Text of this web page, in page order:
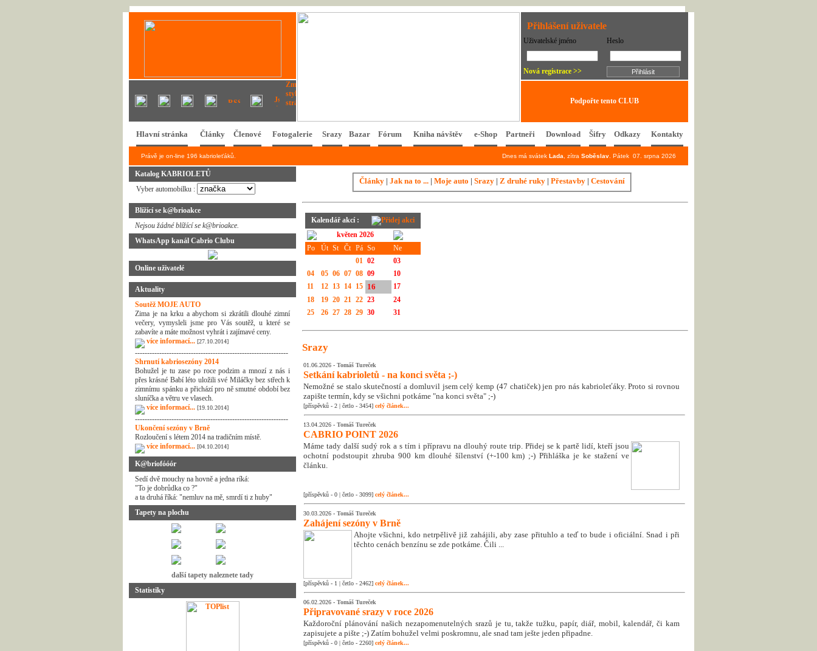
Přihlášení uživatele
Uživatelské jméno Heslo
Nová registrace >>
Podpořte tento CLUB
Hlavní stránka Články Členové Fotogalerie Srazy Bazar Fórum Kniha návštěv e-Shop Partneři Download Šifry Odkazy Kontakty
Právě je on-line 196 kabrioleťáků. Dnes má svátek Lada , zítra Soběslav . Pátek 07. srpna 2026
Katalog KABRIOLETŮ
Vyber automobilku :
Blížící se k@brioakce
Nejsou žádné blížící se k@brioakce.
WhatsApp kanál Cabrio Clubu
Online uživatelé
Aktuality
Soutěž MOJE AUTO
Zima je na krku a abychom si zkrátili dlouhé zimní
večery, vymysleli jsme pro Vás soutěž, u které se
zabavíte a máte možnost vyhrát i zajímavé ceny.
více informací... [27.10.2014]
---------------------------------------------------------------
Shrnutí kabriosezóny 2014
Bohužel je tu zase po roce podzim a mnozí z nás i
přes krásné Babí léto uložili své Miláčky bez střech k
zimnímu spánku a přichází pro ně smutné období bez
sluníčka a větru ve vlasech.
více informací... [19.10.2014]
---------------------------------------------------------------
Ukončení sezóny v Brně
Rozloučení s létem 2014 na tradičním místě.
více informací... [04.10.2014]
K@briofóóór
Sedí dvě mouchy na hovně a jedna ríká:
"To je dobrůdka co ?"
a ta druhá říká: "nemluv na mě, smrdí ti z huby"
Tapety na plochu
další tapety naleznete tady
Statistiky
Články | Jak na to ... | Moje auto | Srazy | Z druhé ruky | Přestavby | Cestování
Kalendář akcí :
květen 2026
Po
Út St Čt Pá So
Ne
01 02
03
04
05 06 07 08 09
10
11
12 13 14 15 16
17
18
19 20 21 22 23
24
25
26 27 28 29 30 31
Srazy
01.06.2026 - Tomáš Tureček
Setkání kabrioletů - na konci světa ;-)
Nemožné se stalo skutečností a domluvil jsem celý kemp (47 chatiček) jen pro nás kabrioleťáky. Proto si rovnou
zapište termín, kdy se všichni potkáme "na konci světa" ;-)
[příspěvků - 2 | četlo - 3454] celý článek...
13.04.2026 - Tomáš Tureček
CABRIO POINT 2026
Máme tady další sudý rok a s tím i přípravu na dlouhý route trip. Přidej se k partě lidí, kteří jsou
ochotní podstoupit zhruba 900 km dlouhé šílenství (+-100 km) ;-) Přihláška je ke stažení ve
článku.
[příspěvků - 0 | četlo - 3099] celý článek...
30.03.2026 - Tomáš Tureček
Zahájení sezóny v Brně
Ahojte všichni, kdo netrpělivě již zahájili, aby zase přituhlo a teď to bude i oficiální. Snad i při
těchto cenách benzínu se zde potkáme. Čili ...
[příspěvků - 1 | četlo - 2462] celý článek...
06.02.2026 - Tomáš Tureček
Připravované srazy v roce 2026
Každoroční plánování našich nezapomenutelných srazů je tu, takže tužku, papír, diář, mobil, kalendář, či kam
zapisujete a pište ;-) Zatím bohužel velmi poskromnu, ale snad tam ješte jeden připadne.
[příspěvků - 0 | četlo - 2260] celý článek...